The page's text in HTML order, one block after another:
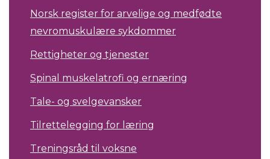
Norsk register for arvelige og medfødte
nevromuskulære sykdommer
Rettigheter og tjenester
Spinal muskelatrofi og ernæring
Tale- og svelgevansker
Tilrettelegging for læring
Treningsråd til voksne